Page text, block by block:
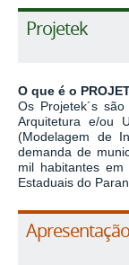
Projetek
O que é o
Os Projetek´s
Arquitetura e/ou
(Modelagem de
demanda de
mil habitantes em
Estaduais do